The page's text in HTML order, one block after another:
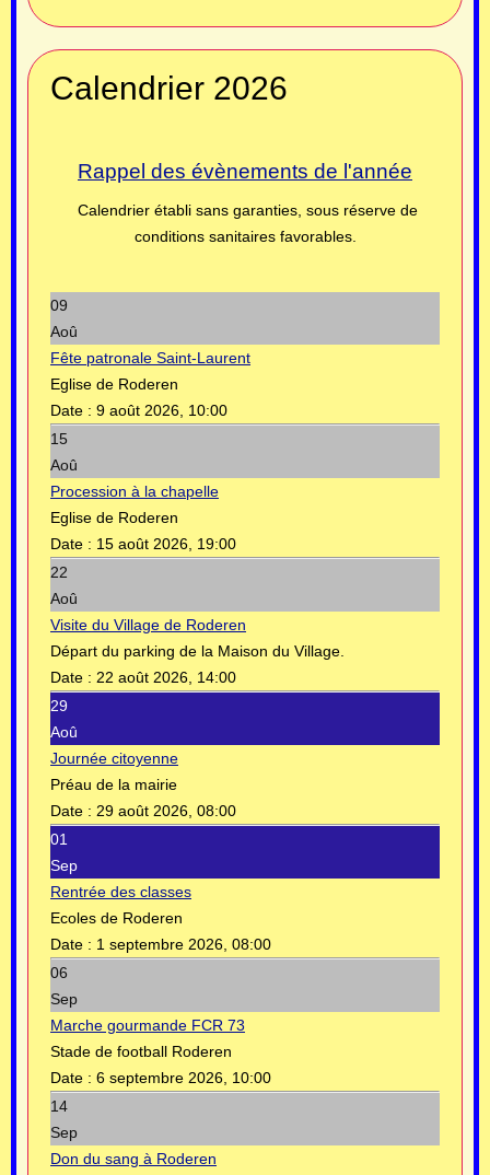
Calendrier 2026
Rappel des évènements de l'année
Calendrier établi sans garanties, sous réserve de
conditions sanitaires favorables.
09
Aoû
Fête patronale Saint-Laurent
Eglise de Roderen
Date : 9 août 2026, 10:00
15
Aoû
Procession à la chapelle
Eglise de Roderen
Date : 15 août 2026, 19:00
22
Aoû
Visite du Village de Roderen
Départ du parking de la Maison du Village.
Date : 22 août 2026, 14:00
29
Aoû
Journée citoyenne
Préau de la mairie
Date : 29 août 2026, 08:00
01
Sep
Rentrée des classes
Ecoles de Roderen
Date : 1 septembre 2026, 08:00
06
Sep
Marche gourmande FCR 73
Stade de football Roderen
Date : 6 septembre 2026, 10:00
14
Sep
Don du sang à Roderen